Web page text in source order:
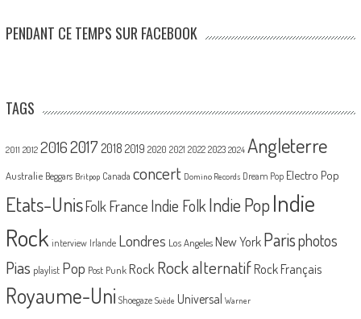
PENDANT CE TEMPS SUR FACEBOOK
TAGS
2011 2012 20162017 2018 2019 2020 2021 2022 2023 2024 Angleterre
Australie Beggars Britpop Canada concert Domino Records Dream Pop Electro Pop
Etats-UnisFolk France Indie FolkIndie PopIndie
Rock interview Irlande Londres Los Angeles New York Parisphotos
Pias playlist Pop Post Punk Rock Rock alternatif Rock Français
Royaume-Uni Shoegaze Suède Universal Warner